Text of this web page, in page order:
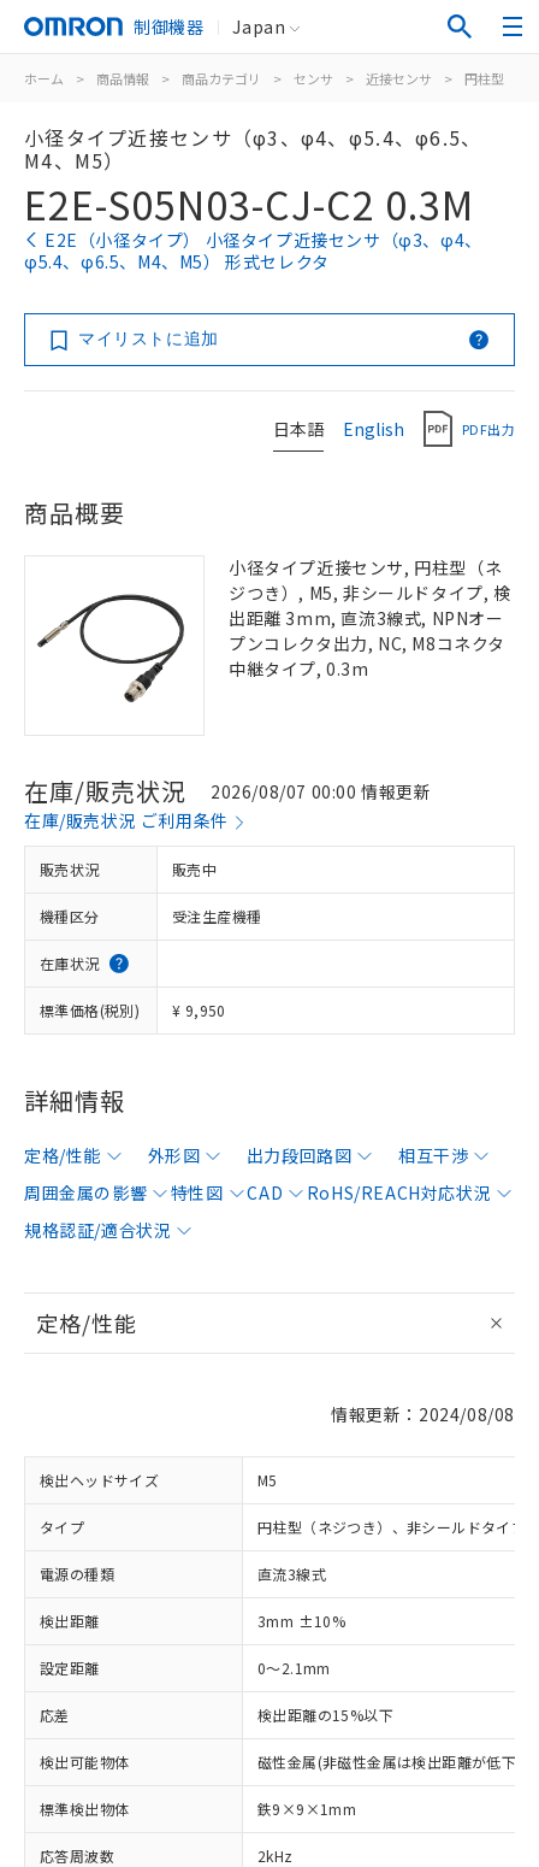
制御機器 Japan
ホーム > 商品情報 > 商品カテゴリ > センサ > 近接センサ > 円柱型
小径タイプ近接センサ（φ3、φ4、φ5.4、φ6.5、
M4、M5）
E2E-S05N03-CJ-C2 0.3M
E2E（小径タイプ） 小径タイプ近接センサ（φ3、φ4、
φ5.4、φ6.5、M4、M5） 形式セレクタ
マイリストに追加
日本語 English PDF出力
商品概要
小径タイプ近接センサ, 円柱型（ネ
ジつき）, M5, 非シールドタイプ, 検
出距離 3mm, 直流3線式, NPNオー
プンコレクタ出力, NC, M8コネクタ
中継タイプ, 0.3m
在庫/販売状況
2026/08/07 00:00 情報更新
在庫/販売状況 ご利用条件
販売状況 販売中
機種区分 受注生産機種
在庫状況
標準価格(税別) ¥ 9,950
詳細情報
定格/性能 外形図 出力段回路図
相互干渉
周囲金属の影響
特性図 CAD
RoHS/REACH対応状況
規格認証/適合状況
定格/性能
情報更新：2024/08/08
検出ヘッドサイズ M5
タイプ 円柱型（ネジつき）、非シールドタイプ
電源の種類 直流3線式
検出距離 3mm ±10%
設定距離 0～2.1mm
応差 検出距離の15%以下
検出可能物体 磁性金属(非磁性金属は検出距離が低下し
標準検出物体 鉄9×9×1mm
応答周波数 2kHz